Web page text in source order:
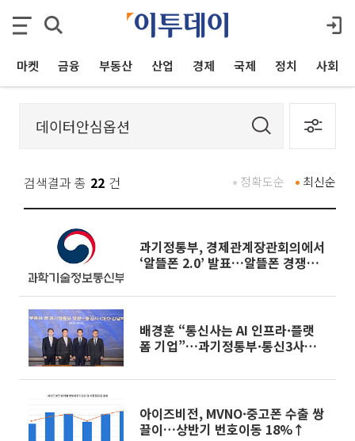
마켓 금융 부동산 산업 경제 국제 정치 사회
검색결과 총 22 건 최신순
정확도순
과기정통부, 경제관계장관회의에서
‘알뜰폰 2.0’ 발표…알뜰폰 경쟁력
배경훈 “통신사는 AI 인프라·플랫
폼 기업”…과기정통부·통신3사
아이즈비전, MVNO·중고폰 수출 쌍
끌이…상반기 번호이동 18%↑